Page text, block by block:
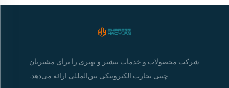
شرکت محصولات و خدمات بیشتر و بهتری را برای مشتریان
چینی تجارت الکترونیکی بین‌المللی ارائه می‌دهد.